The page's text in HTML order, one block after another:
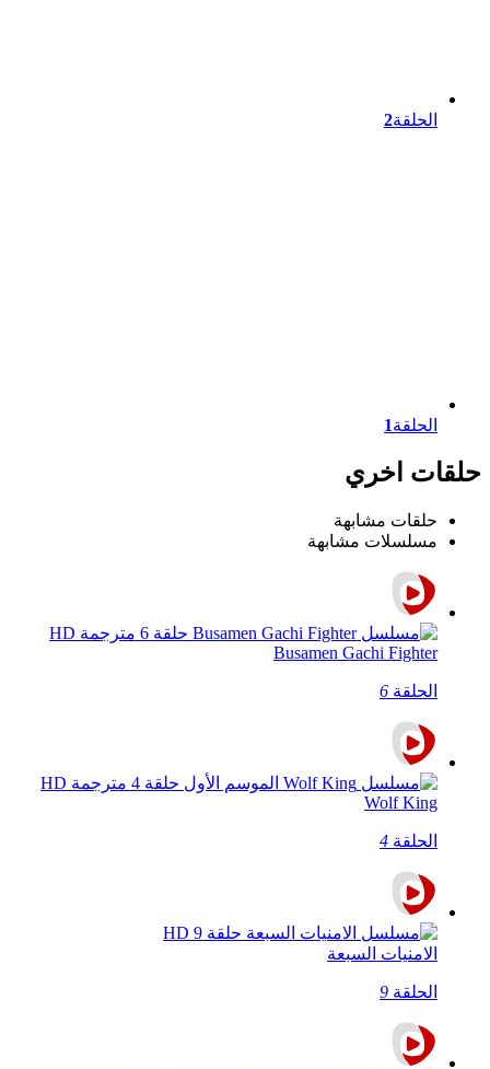
الحلقة2
الحلقة1
حلقات اخري
حلقات مشابهة
مسلسلات مشابهة
Busamen Gachi Fighter
الحلقة 6
Wolf King
الحلقة 4
الامنيات السبعة
الحلقة 9